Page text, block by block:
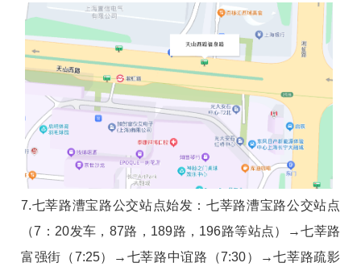
7.七莘路漕宝路公交站点始发：七莘路漕宝路公交站点
（7：20发车，87路，189路，196路等站点）→七莘路
富强街（7:25）→七莘路中谊路（7:30）→七莘路疏影